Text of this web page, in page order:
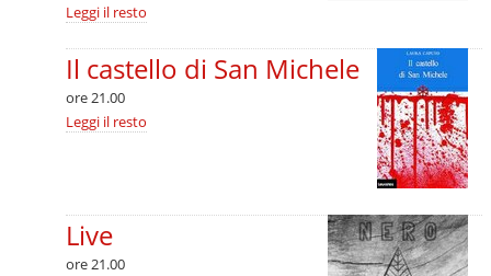
Aperitivo
delle
donne
libere
dalle
mafie
-
Leggi il resto
Il castello di San Michele
ore 21.00
Il
castello
Leggi il resto
Live
ore 21.00